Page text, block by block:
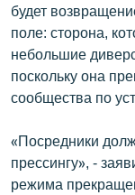
ՁԳՏԵԼՈՎ
ՓՈԴՔԱՍԹ
Հայերեն
Русский
будет
поле: сторона,
небольшие
поскольку она
сообщества по
«Посредники
прессингу», -
режима